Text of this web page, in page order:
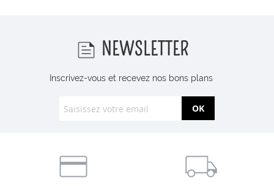
NEWSLETTER
Inscrivez-vous et recevez nos bons plans
OK